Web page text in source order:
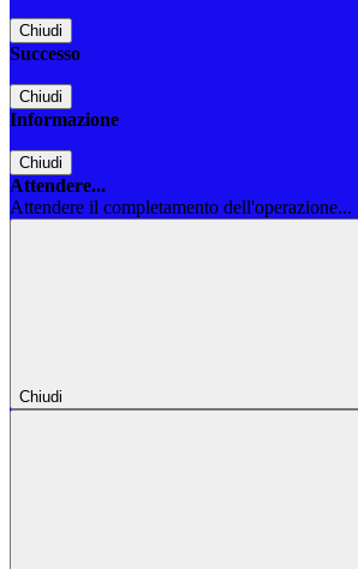
Chiudi
Successo
Chiudi
Informazione
Chiudi
Attendere...
Attendere il completamento dell'operazione...
Chiudi